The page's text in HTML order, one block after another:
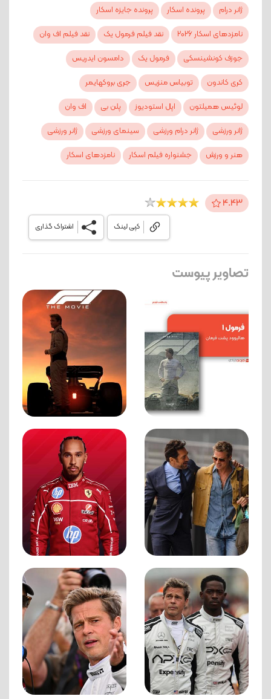
ژانر درام
پرونده اسکار
پرونده جایزه اسکار
نامزدهای اسکار 2026
نقد فیلم فرمول یک
نقد فیلم اف وان
جوزف کونشینسکی
فرمول یک
دامسون ایدریس
کری کاندون
توبیاس منزیس
جری بروکهایمر
لوئیس همیلتون
اپل استودیوز پلن بی
اف وان
ژانر ورزشی
ژانر درام ورزشی سینمای ورزشی
ژانر ورزشی
هنر و ورزش
جشنواره فیلم اسکار نامزدهای اسکار
4.43
اشتراک گذاری کپی لینک
تصاویر پیوست